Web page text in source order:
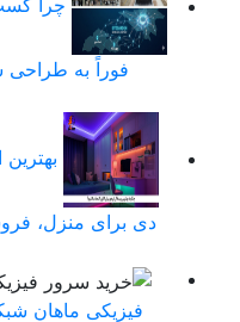
چرا
فوراً به طراحی
بهترین
دی برای منزل،
فیزیکی ماهان شبکه